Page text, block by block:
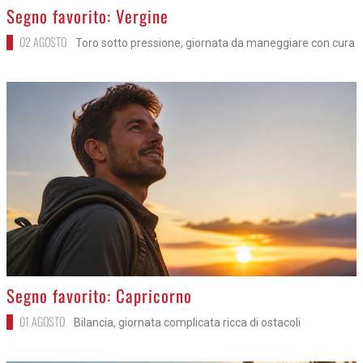
>
Segno favorito: Vergine
02 AGOSTO Toro sotto pressione, giornata da maneggiare con cura
>
Segno favorito: Capricorno
01 AGOSTO Bilancia, giornata complicata ricca di ostacoli